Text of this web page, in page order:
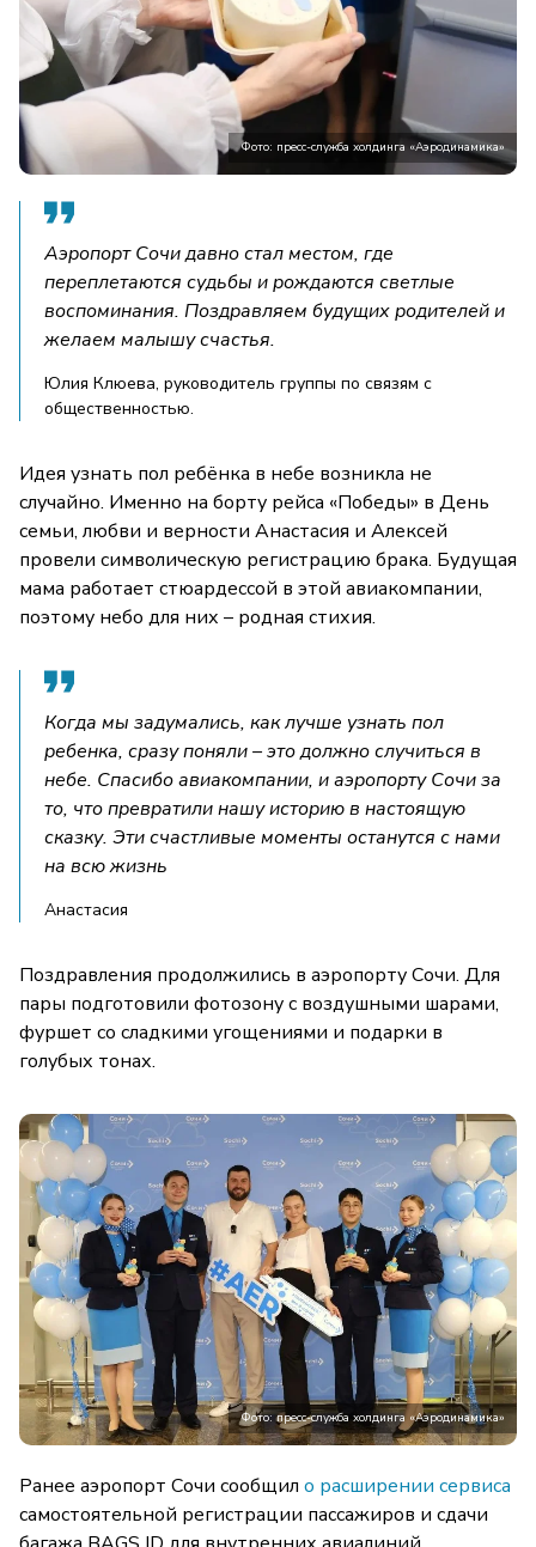
Фото: пресс-служба холдинга «Аэродинамика»
Аэропорт Сочи давно стал местом, где
переплетаются судьбы и рождаются светлые
воспоминания. Поздравляем будущих родителей и
желаем малышу счастья.
Юлия Клюева, руководитель группы по связям с
общественностью.
Идея узнать пол ребёнка в небе возникла не
случайно. Именно на борту рейса «Победы» в День
семьи, любви и верности Анастасия и Алексей
провели символическую регистрацию брака. Будущая
мама работает стюардессой в этой авиакомпании,
поэтому небо для них – родная стихия.
Когда мы задумались, как лучше узнать пол
ребенка, сразу поняли – это должно случиться в
небе. Спасибо авиакомпании, и аэропорту Сочи за
то, что превратили нашу историю в настоящую
сказку. Эти счастливые моменты останутся с нами
на всю жизнь
Анастасия
Поздравления продолжились в аэропорту Сочи. Для
пары подготовили фотозону с воздушными шарами,
фуршет со сладкими угощениями и подарки в
голубых тонах.
Фото: пресс-служба холдинга «Аэродинамика»
Ранее аэропорт Сочи сообщил о расширении сервиса
самостоятельной регистрации пассажиров и сдачи